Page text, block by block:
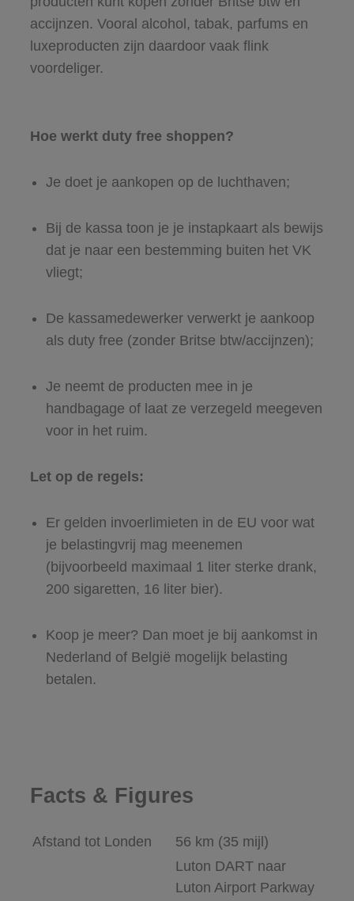
accijnzen. Vooral alcohol, tabak, parfums en
luxeproducten zijn daardoor vaak flink
voordeliger.
Hoe werkt duty free shoppen?
Je doet je aankopen op de luchthaven;
Bij de kassa toon je je instapkaart als bewijs
dat je naar een bestemming buiten het VK
vliegt;
De kassamedewerker verwerkt je aankoop
als duty free (zonder Britse btw/accijnzen);
Je neemt de producten mee in je
handbagage of laat ze verzegeld meegeven
voor in het ruim.
Let op de regels:
Er gelden invoerlimieten in de EU voor wat
je belastingvrij mag meenemen
(bijvoorbeeld maximaal 1 liter sterke drank,
200 sigaretten, 16 liter bier).
Koop je meer? Dan moet je bij aankomst in
Nederland of België mogelijk belasting
betalen.
Facts & Figures
Afstand tot Londen
56 km (35 mijl)
Luton DART naar
Luton Airport Parkway